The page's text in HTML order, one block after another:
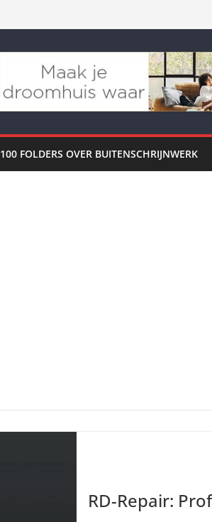
100 FOLDERS OVER BUITENSCHRIJNWERK
RD-Repair: